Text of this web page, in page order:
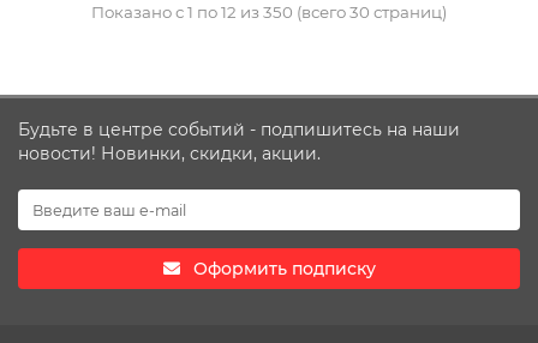
Показано с 1 по 12 из 350 (всего 30 страниц)
Будьте в центре событий - подпишитесь на наши
новости! Новинки, скидки, акции.
Оформить подписку